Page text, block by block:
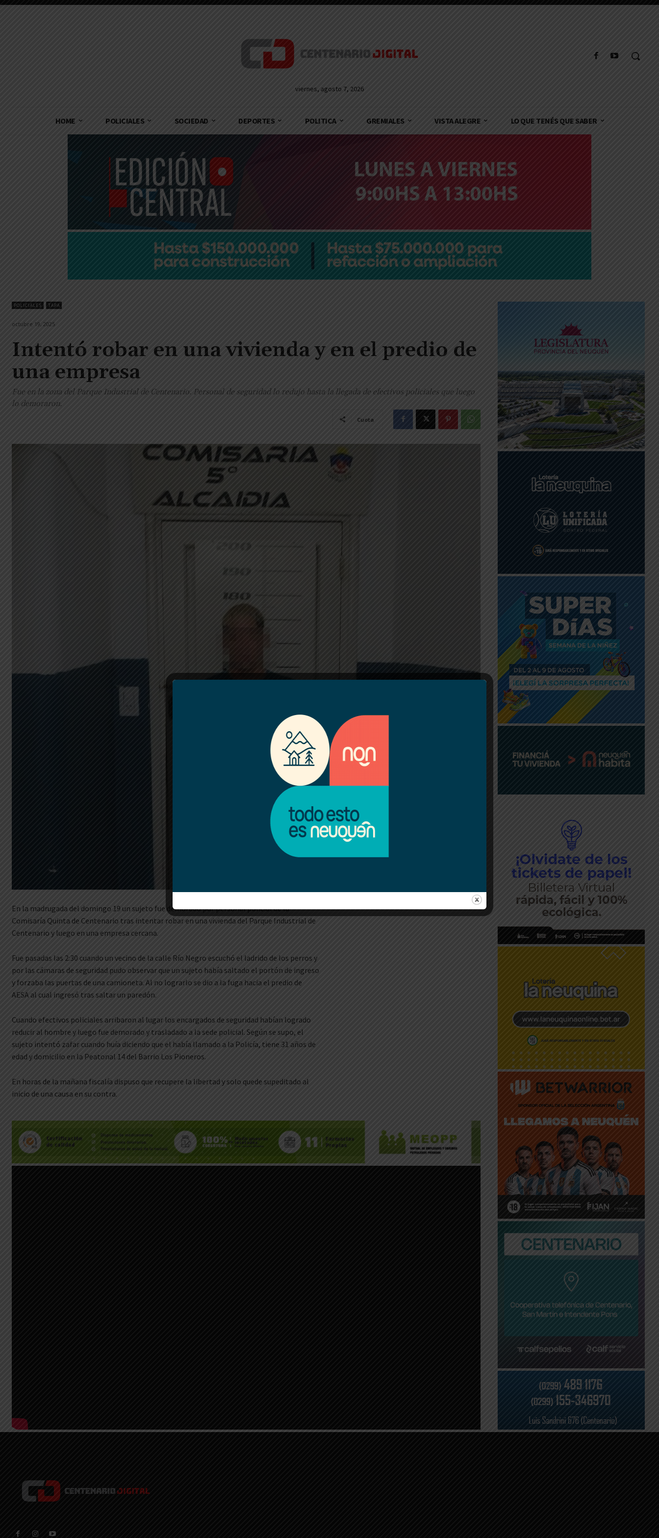
viernes, agosto 7, 2026
HOME POLICIALES SOCIEDAD DEPORTES POLITICA GREMIALES VISTA ALEGRE LO QUE TENÉS QUE SABER
POLICIALES TAPA
octubre 19, 2025
Intentó robar en una vivienda y en el predio de
una empresa
Fue en la zona del Parque Industrial de Centenario. Personal de seguridad lo redujo hasta la llegada de efectivos policiales que luego
lo demoraron.
Cuota
En la madrugada del domingo 19 un sujeto fue demorado por personal policial de la
Comisaría Quinta de Centenario tras intentar robar en una vivienda del Parque Industrial de
Centenario y luego en una empresa cercana.
Fue pasadas las 2:30 cuando un vecino de la calle Río Negro escuchó el ladrido de los perros y
por las cámaras de seguridad pudo observar que un sujeto había saltado el portón de ingreso
y forzaba las puertas de una camioneta. Al no lograrlo se dio a la fuga hacia el predio de
AESA al cual ingresó tras saltar un paredón.
Cuando efectivos policiales arribaron al lugar los encargados de seguridad habían logrado
reducir al hombre y luego fue demorado y trasladado a la sede policial. Según se supo, el
sujeto intentó zafar cuando huía diciendo que el había llamado a la Policía, tiene 31 años de
edad y domicilio en la Peatonal 14 del Barrio Los Pioneros.
En horas de la mañana fiscalía dispuso que recupere la libertad y solo quede supeditado al
inicio de una causa en su contra.